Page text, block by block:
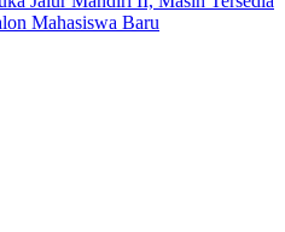
Mahasiswa Baru